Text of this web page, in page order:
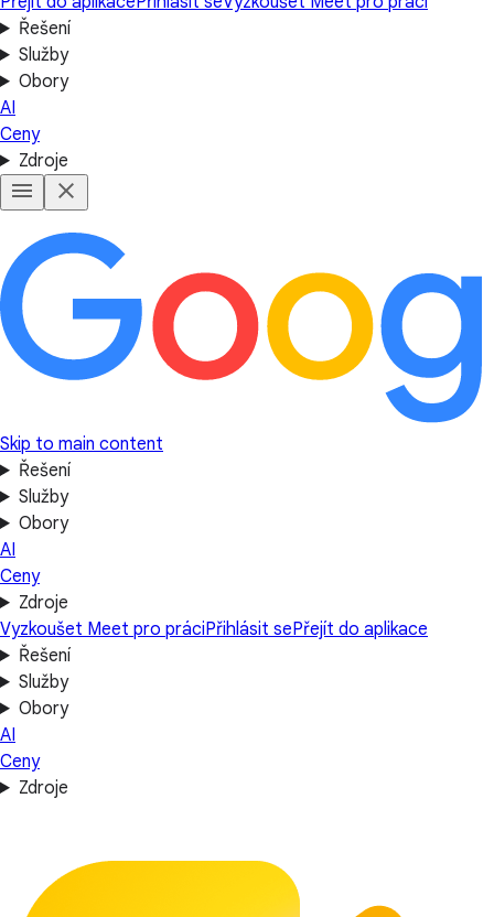
Řešení
Služby
Obory
AI
Ceny
Zdroje
Skip to main content
Řešení
Služby
Obory
AI
Ceny
Zdroje
Vyzkoušet Meet pro práciPřihlásit sePřejít do aplikace
Řešení
Služby
Obory
AI
Ceny
Zdroje